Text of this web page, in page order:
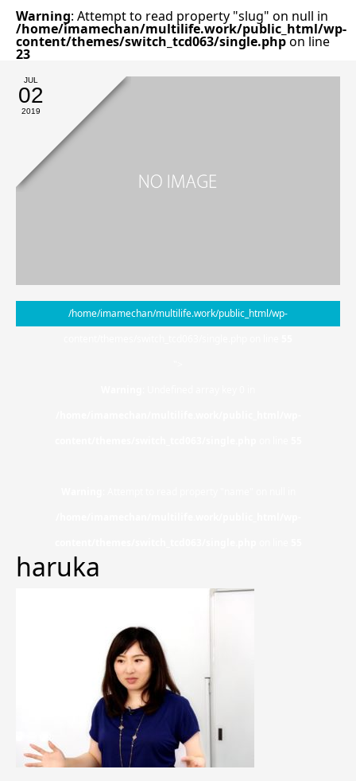
Warning: Attempt to read property "slug" on null in
/home/imamechan/multilife.work/public_html/wp-
content/themes/switch_tcd063/single.phpon line
23
JUL
02
2019
/home/imamechan/multilife.work/public_html/wp-
haruka